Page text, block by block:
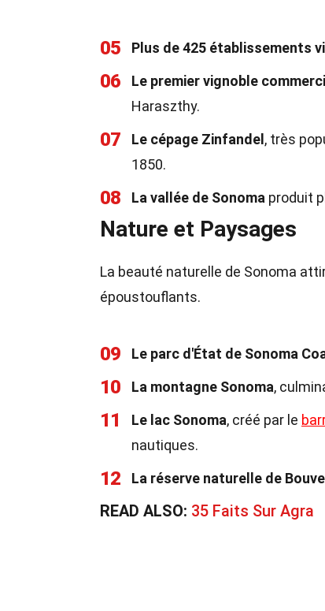
05 Plus de 425 établissements
06 Le premier vignoble
Haraszthy.
07 Le cépage Zinfandel , très
1850.
08 La vallée de Sonoma produit
Nature et Paysages
La beauté naturelle de Sonoma
époustouflants.
09 Le parc d'État de Sonoma
10 La montagne Sonoma,
11 Le lac Sonoma, créé par le
nautiques.
12 La réserve naturelle de
READ ALSO: 35 Faits Sur Agra